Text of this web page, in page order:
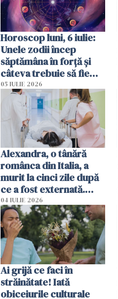
Horoscop luni, 6 iulie:
Unele zodii încep
săptămâna în forță și
câteva trebuie să fie
prudente
05 IULIE 2026
Alexandra, o tânără
românca din Italia, a
murit la cinci zile după
ce a fost externată.
Anchetă pentru omor
din culpă
04 IULIE 2026
Ai grijă ce faci în
străinătate! Iată
obiceiurile culturale